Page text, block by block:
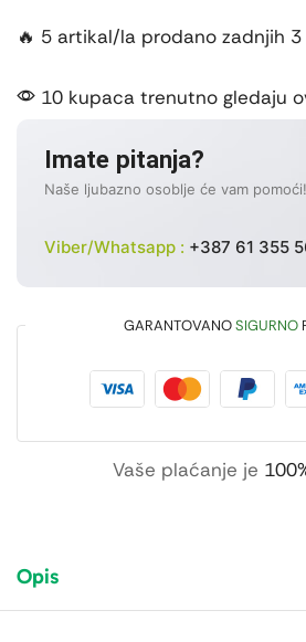
🔥 5 artikal/la prodano zadnjih
10 kupaca trenutno gledaju
Imate pitanja?
Naše ljubazno osoblje će vam pomoći!
Viber/Whatsapp : +387 61 355
GARANTOVANOSIGURNO
Vaše plaćanje je
Opis